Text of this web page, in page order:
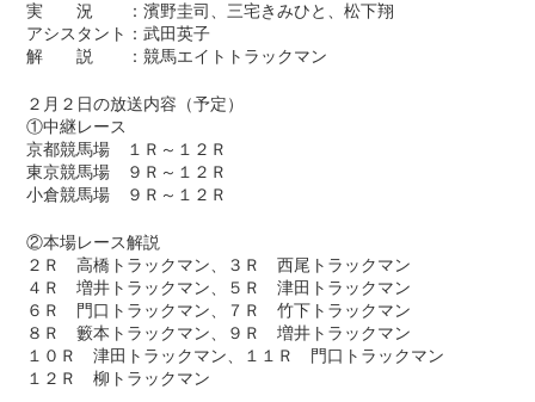
実 況 ：濱野圭司、三宅きみひと、松下翔
アシスタント：武田英子
解 説 ：競馬エイトトラックマン
２月２日の放送内容（予定）
①中継レース
京都競馬場 １Ｒ～１２Ｒ
東京競馬場 ９Ｒ～１２Ｒ
小倉競馬場 ９Ｒ～１２Ｒ
②本場レース解説
２Ｒ 高橋トラックマン、３Ｒ 西尾トラックマン
４Ｒ 増井トラックマン、５Ｒ 津田トラックマン
６Ｒ 門口トラックマン、７Ｒ 竹下トラックマン
８Ｒ 籔本トラックマン、９Ｒ 増井トラックマン
１０Ｒ 津田トラックマン、１１Ｒ 門口トラックマン
１２Ｒ 柳トラックマン